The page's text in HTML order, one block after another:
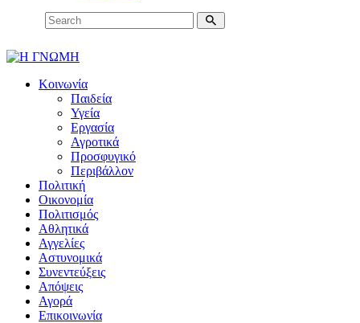
Κοινωνία
Παιδεία
Υγεία
Εργασία
Αγροτικά
Προσφυγικό
Περιβάλλον
Πολιτική
Οικονομία
Πολιτισμός
Αθλητικά
Αγγελίες
Αστυνομικά
Συνεντεύξεις
Απόψεις
Αγορά
Επικοινωνία